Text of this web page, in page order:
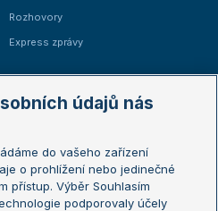
Rozhovory
Express zprávy
Australian Open
French Open
Wimbledon
údajů nás
do vašeho zařízení
o prohlížení nebo jedinečné
přístup. Výběr Souhlasím
podporovaly účely